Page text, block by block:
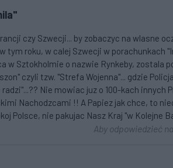
czy Szwecji... by zobaczyc na wlasne
tym roku, w calej Szwecji w porachunkach
w Sztokholmie o nazwie Rynkeby, zostala
czyli tzw. "Strefa Wojenna"... gdzie
Nie mowiac juz o 100-kach innych
Nachodzcami !! A Papiez jak chce, to
Polsce, nie pakujac Nasz Kraj "w Kolejne
Aby odpowiedzieć